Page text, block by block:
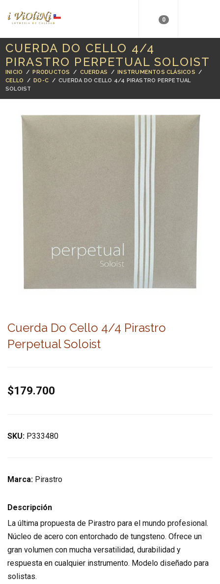
0
CUERDA DO CELLO 4/4
PIRASTRO PERPETUAL SOLOIST
INICIO /PRODUCTOS / CUERDAS /INSTRUMENTOS CLÁSICOS /
CELLO /DO-C /CUERDA DO CELLO 4/4 PIRASTRO PERPETUAL
SOLOIST
Cuerda Do Cello 4/4 Pirastro
Perpetual Soloist
$179.700
SKU: P333480
Marca: Pirastro
Descripción
La última propuesta de Pirastro para el mundo profesional.
Núcleo de acero con entorchado de tungsteno. Ofrece un
gran volumen con mucha versatilidad, durabilidad y
respuesta en cualquier instrumento. Modelo diseñado para
solistas.